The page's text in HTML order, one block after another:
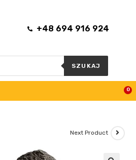
+48 694 916 924
SZUKAJ
0
Next Product